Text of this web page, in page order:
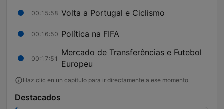
00:15:58 Volta a Portugal e Ciclismo
00:16:50 Política na FIFA
00:17:51
Mercado de Transferências e Futebol
Europeu
Haz clic en un capítulo para ir directamente a ese momento
Destacados